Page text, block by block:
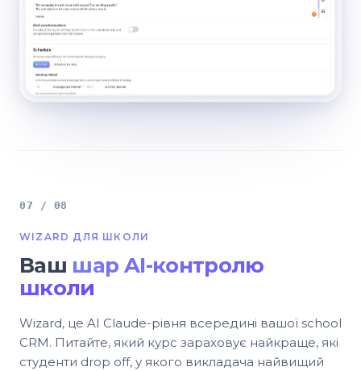
07 / 08
WIZARD ДЛЯ ШКОЛИ
Ваш шар AI-контролю
школи
Wizard, це AI Claude-рівня всередині вашої school
CRM. Питайте, який курс зараховує найкраще, які
студенти drop off, у якого викладача найвищий